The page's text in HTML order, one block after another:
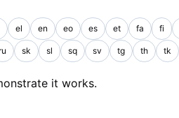
el en eo es et fa fi
ru sk sl sq sv tg th tk
it works.